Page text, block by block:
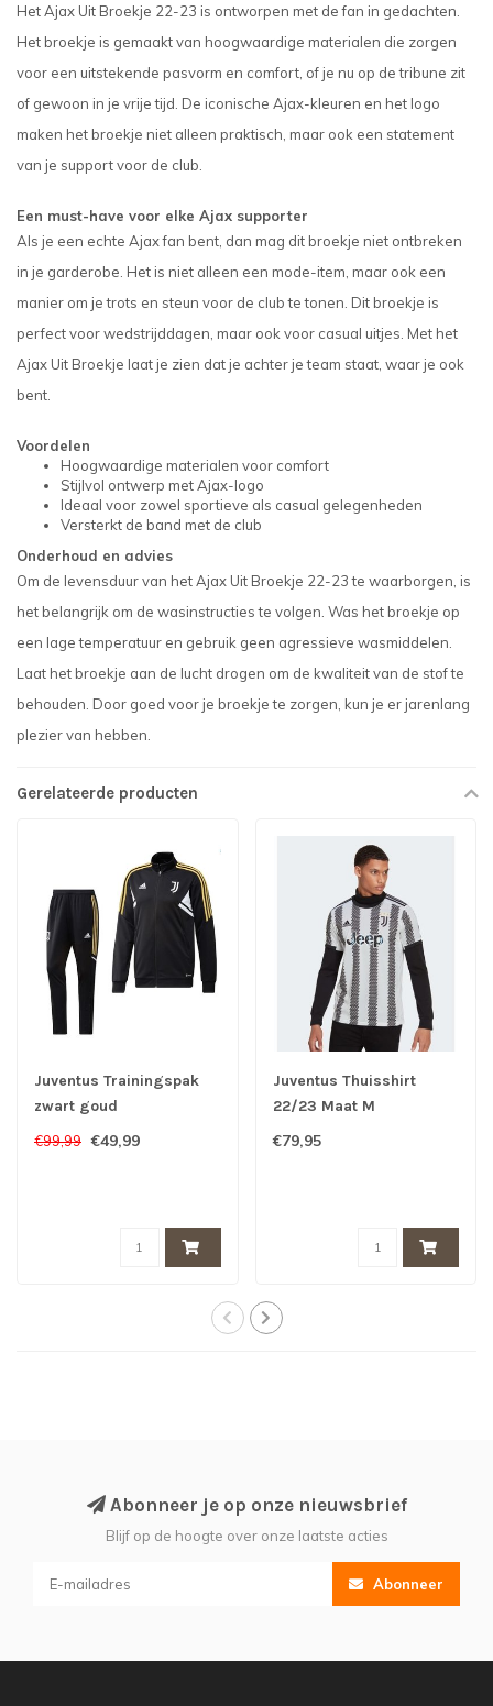
Het Ajax Uit Broekje 22-23 is ontworpen met de fan in gedachten.
Het broekje is gemaakt van hoogwaardige materialen die zorgen
voor een uitstekende pasvorm en comfort, of je nu op de tribune zit
of gewoon in je vrije tijd. De iconische Ajax-kleuren en het logo
maken het broekje niet alleen praktisch, maar ook een statement
van je support voor de club.
Een must-have voor elke Ajax supporter
Als je een echte Ajax fan bent, dan mag dit broekje niet ontbreken
in je garderobe. Het is niet alleen een mode-item, maar ook een
manier om je trots en steun voor de club te tonen. Dit broekje is
perfect voor wedstrijddagen, maar ook voor casual uitjes. Met het
Ajax Uit Broekje laat je zien dat je achter je team staat, waar je ook
bent.
Voordelen
Hoogwaardige materialen voor comfort
Stijlvol ontwerp met Ajax-logo
Ideaal voor zowel sportieve als casual gelegenheden
Versterkt de band met de club
Onderhoud en advies
Om de levensduur van het Ajax Uit Broekje 22-23 te waarborgen, is
het belangrijk om de wasinstructies te volgen. Was het broekje op
een lage temperatuur en gebruik geen agressieve wasmiddelen.
Laat het broekje aan de lucht drogen om de kwaliteit van de stof te
behouden. Door goed voor je broekje te zorgen, kun je er jarenlang
plezier van hebben.
Gerelateerde producten
Juventus Trainingspak
zwart goud
€99,99 €49,99
Juventus Thuisshirt
22/23 Maat M
€79,95
Abonneer je op onze nieuwsbrief
Blijf op de hoogte over onze laatste acties
Abonneer